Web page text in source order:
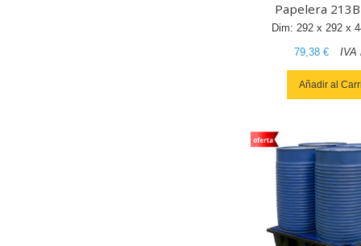
Papelera
Dim: 292 x 292 x
79,38 €
IVA
Añadir al